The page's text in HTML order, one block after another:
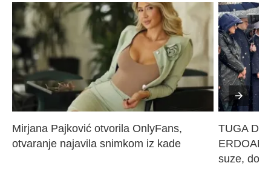
Mirjana Pajković otvorila OnlyFans,
otvaranje najavila snimkom iz kade
TUGA DO
suze,